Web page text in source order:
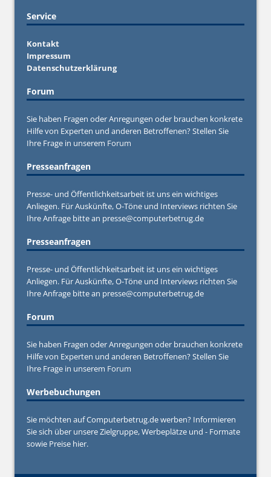
Service
Kontakt
Impressum
Datenschutzerklärung
Forum
Sie haben Fragen oder Anregungen oder brauchen konkrete
Hilfe von Experten und anderen Betroffenen? Stellen Sie
Ihre Frage in unserem Forum
Presseanfragen
Presse- und Öffentlichkeitsarbeit ist uns ein wichtiges
Anliegen. Für Auskünfte, O-Töne und Interviews richten Sie
Ihre Anfrage bitte an presse@computerbetrug.de
Presseanfragen
Presse- und Öffentlichkeitsarbeit ist uns ein wichtiges
Anliegen. Für Auskünfte, O-Töne und Interviews richten Sie
Ihre Anfrage bitte an presse@computerbetrug.de
Forum
Sie haben Fragen oder Anregungen oder brauchen konkrete
Hilfe von Experten und anderen Betroffenen? Stellen Sie
Ihre Frage in unserem Forum
Werbebuchungen
Sie möchten auf Computerbetrug.de werben? Informieren
Sie sich über unsere Zielgruppe, Werbeplätze und - Formate
sowie Preise hier.